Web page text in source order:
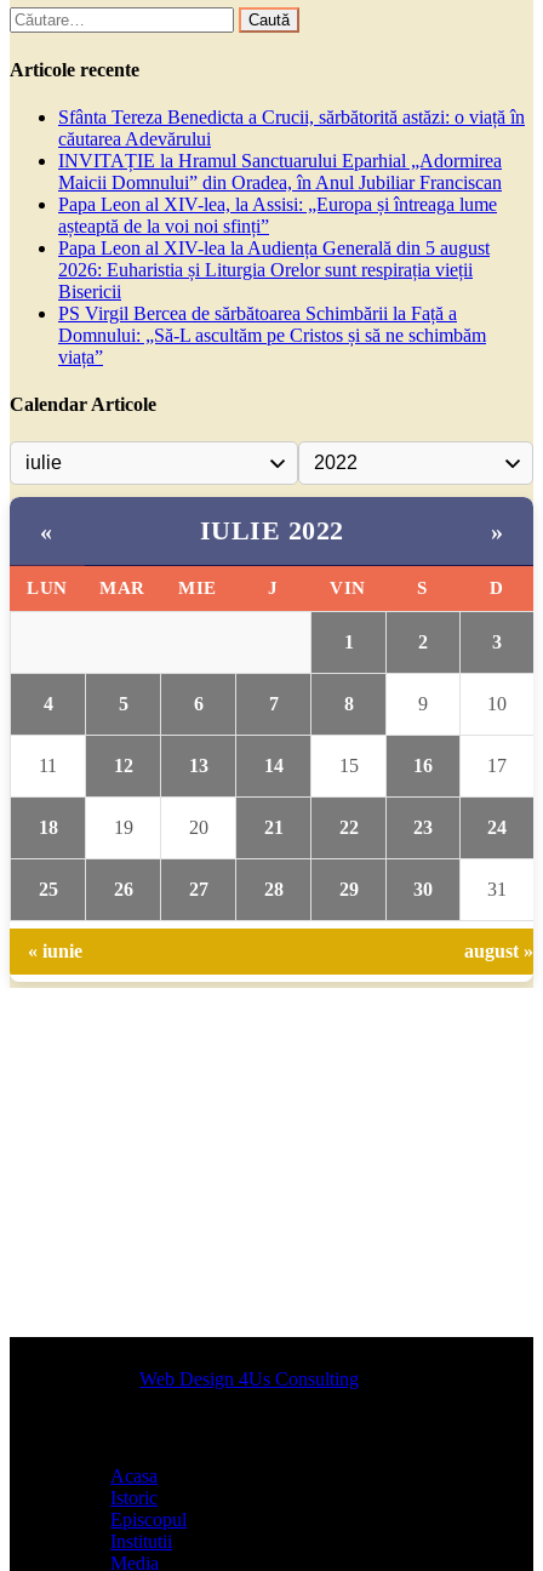
Caută
după:
Articole recente
Sfânta Tereza Benedicta a Crucii, sărbătorită astăzi: o viață în
căutarea Adevărului
INVITAȚIE la Hramul Sanctuarului Eparhial „Adormirea
Maicii Domnului” din Oradea, în Anul Jubiliar Franciscan
Papa Leon al XIV-lea, la Assisi: „Europa și întreaga lume
așteaptă de la voi noi sfinți”
Papa Leon al XIV-lea la Audiența Generală din 5 august
2026: Euharistia și Liturgia Orelor sunt respirația vieții
Bisericii
PS Virgil Bercea de sărbătoarea Schimbării la Față a
Domnului: „Să-L ascultăm pe Cristos și să ne schimbăm
viața”
Calendar Articole
« IULIE 2022 »
LUN MAR MIE J VIN S D
1 2 3
4 5 6 7 8 9 10
11 12 13 14 15 16 17
18 19 20 21 22 23 24
25 26 27 28 29 30 31
« iunie august »
Designed byWeb Design 4Us Consulting
Acasa
Istoric
Episcopul
Institutii
Media